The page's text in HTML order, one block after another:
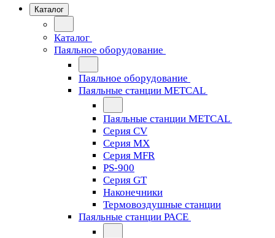
Каталог
Каталог
Паяльное оборудование
Паяльное оборудование
Паяльные станции METCAL
Паяльные станции METCAL
Серия CV
Серия MX
Серия MFR
PS-900
Серия GT
Наконечники
Термовоздушные станции
Паяльные станции PACE